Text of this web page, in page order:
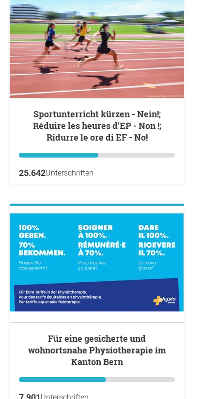
Sportunterricht kürzen - Nein!;
Réduire les heures d'EP - Non !;
Ridurre le ore di EF - No!
25.642Unterschriften
Für eine gesicherte und
wohnortsnahe Physiotherapie im
Kanton Bern
Unterschriften